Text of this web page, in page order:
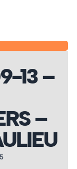
13 –
–